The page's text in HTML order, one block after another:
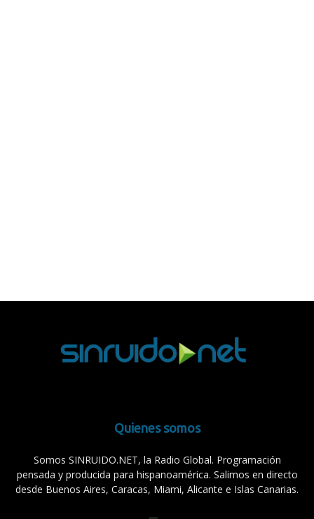
Quienes somos
Somos SINRUIDO.NET, la Radio Global. Programación
pensada y producida para hispanoamérica. Salimos en directo
desde Buenos Aires, Caracas, Miami, Alicante e Islas Canarias.